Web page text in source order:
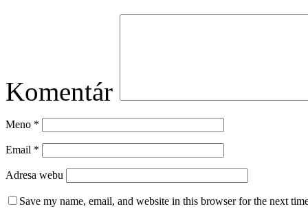
Komentár
Meno *
Email *
Adresa webu
Save my name, email, and website in this browser for the next